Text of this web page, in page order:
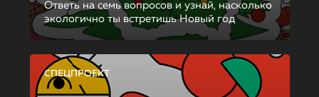
Ответь на семь вопросов и узнай, насколько
экологично ты встретишь Новый год
СПЕЦПРОЕКТ